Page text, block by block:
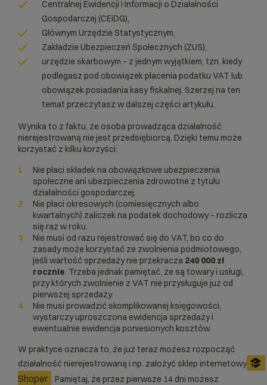
Centralnej Ewidencji i Informacji o Działalności
Gospodarczej (CEiDG),
Głównym Urzędzie Statystycznym,
Zakładzie Ubezpieczeń Społecznych (ZUS),
urzędzie skarbowym – z jednym wyjątkiem, tzn. kiedy
podlegasz pod obowiązek płacenia podatku VAT lub
obowiązek posiadania kasy fiskalnej. Szerzej na ten
temat przeczytasz w dalszej części artykułu.
Wynika to z faktu, że osoba prowadząca działalność
nierejestrowaną nie jest przedsiębiorcą. Dzięki temu może
korzystać z kilku korzyści:
Nie płaci składek na obowiązkowe ubezpieczenia
społeczne ani ubezpieczenia zdrowotne z tytułu
działalności gospodarczej.
Nie płaci okresowych (comiesięcznych albo
kwartalnych) zaliczek na podatek dochodowy – rozlicza
się raz w roku.
Nie musi od razu rejestrować się do VAT, bo co do
zasady może korzystać ze zwolnienia podmiotowego,
jeśli wartość sprzedaży nie przekracza 240 000 zł
rocznie. Trzeba jednak pamiętać, że są towary i usługi,
przy których zwolnienie z VAT nie przysługuje już od
pierwszej sprzedaży.
Nie musi prowadzić skomplikowanej księgowości,
wystarczy uproszczona ewidencja sprzedaży i
ewentualnie ewidencja poniesionych kosztów.
W praktyce oznacza to, że już teraz możesz rozpocząć
działalność nierejestrowaną i np. założyć sklep internetowy
Shoper . Pamiętaj, że przez pierwsze 14 dni możesz